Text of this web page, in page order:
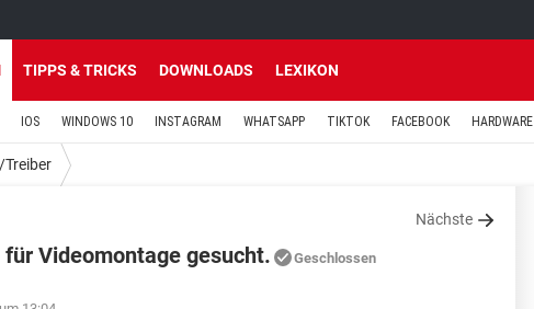
TIPPS & TRICKS DOWNLOADS LEXIKON
IOS WINDOWS 10 INSTAGRAM WHATSAPP TIKTOK FACEBOOK HARDWARE
Nächste
Videomontage gesucht. Geschlossen